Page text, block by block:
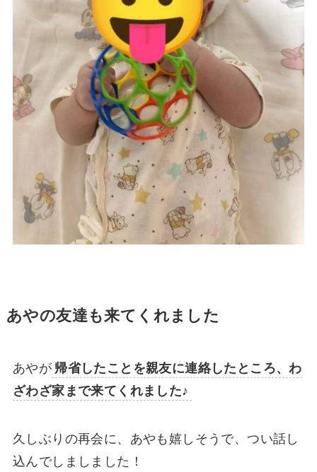
あやの友達も来てくれました
あやが 帰省したことを親友に連絡したところ、わ
ざわざ家まで来てくれました♪
久しぶりの再会に、あやも嬉しそうで、つい話し
込んでしましました！